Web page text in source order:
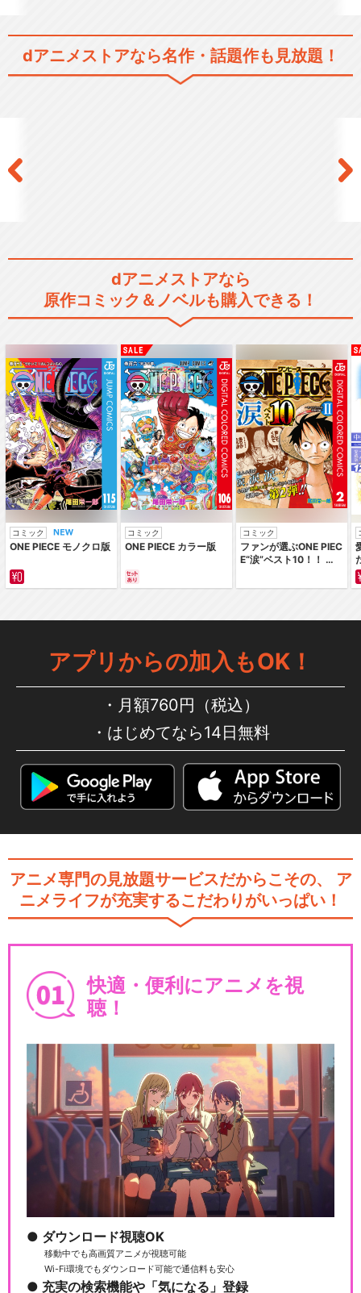
dアニメストアなら名作・話題作も見放題！
dアニメストアなら
原作コミック＆ノベルも購入できる！
コミック
ONE PIECE モノクロ版
コミック
ONE PIECE カラー版
コミック
ファンが選ぶONE PIEC
E“涙”ベスト10！！ ～
編～ カラー版
アプリからの加入もOK！
月額760円（税込）
はじめてなら14日無料
アニメ専門の見放題サービスだからこその、
ア
ニメライフが充実するこだわりがいっぱい！
快適・便利にアニメを視
聴！
ダウンロード視聴OK
移動中でも高画質アニメが視聴可能
Wi-Fi環境でもダウンロード可能で通信料も安心
充実の検索機能や「気になる」登録